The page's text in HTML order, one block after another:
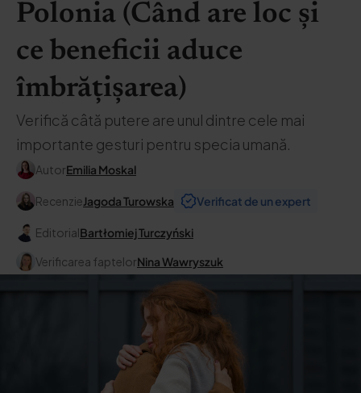
Polonia (Când are loc și
ce beneficii aduce
îmbrățișarea)
Verifică câtă putere are unul dintre cele mai
importante gesturi pentru specia umană.
AutorEmilia Moskal
RecenzieJagoda Turowska Verificat de un expert
EditorialBartłomiej Turczyński
Verificarea faptelorNina Wawryszuk